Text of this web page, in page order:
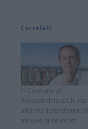
Correlati
Il Comune di
Alessandria dà il via
alla manutenzione di
alcune aree verdi